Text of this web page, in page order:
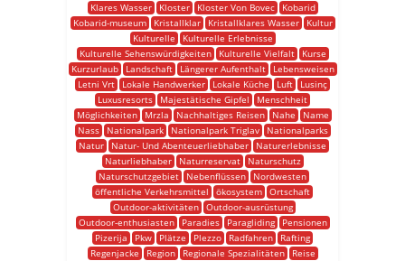
Klares Wasser
Kloster Kloster Von Bovec
Kobarid
Kobarid-museum
Kristallklar Kristallklares Wasser
Kultur
Kulturelle
Kulturelle Erlebnisse
Kulturelle Sehenswürdigkeiten
Kulturelle Vielfalt
Kurse
Kurzurlaub
Landschaft Längerer Aufenthalt
Lebensweisen
Letni Vrt
Lokale Handwerker Lokale Küche Luft
Lusinç
Luxusresorts
Majestätische Gipfel
Menschheit
Möglichkeiten
Mrzla Nachhaltiges Reisen Nahe
Name
Nass
Nationalpark Nationalpark Triglav
Nationalparks
Natur
Natur- Und Abenteuerliebhaber
Naturerlebnisse
Naturliebhaber
Naturreservat
Naturschutz
Naturschutzgebiet
Nebenflüssen
Nordwesten
öffentliche Verkehrsmittel
ökosystem Ortschaft
Outdoor-aktivitäten
Outdoor-ausrüstung
Outdoor-enthusiasten
Paradies Paragliding
Pensionen
Pizerija
Pkw Plätze Plezzo Radfahren
Rafting
Regenjacke
Region Regionale Spezialitäten
Reise